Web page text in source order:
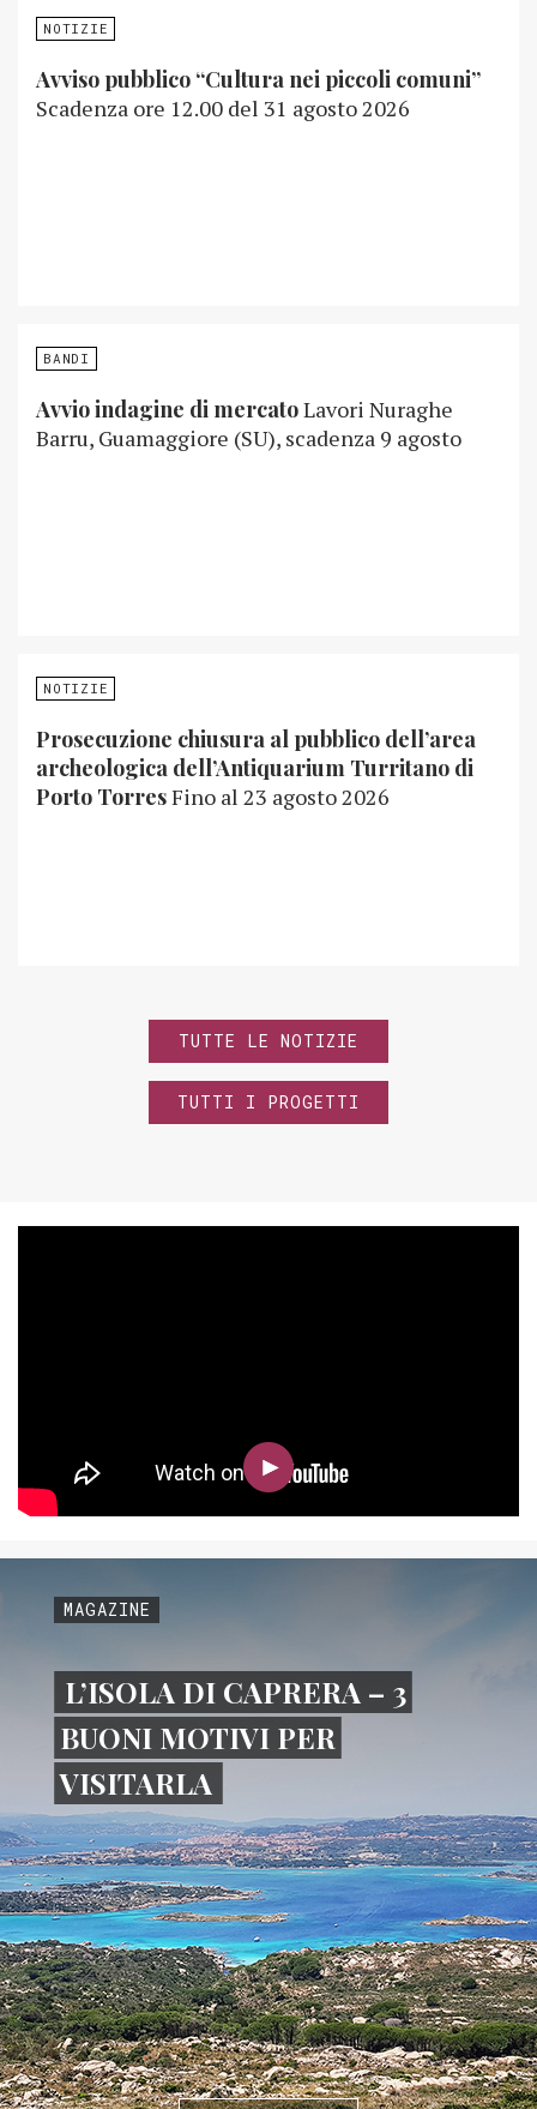
NOTIZIE
Avviso pubblico “Cultura nei piccoli comuni”
Scadenza ore 12.00 del 31 agosto 2026
BANDI
Avvio indagine di mercatoLavori Nuraghe
Barru, Guamaggiore (SU), scadenza 9 agosto
NOTIZIE
Prosecuzione chiusura al pubblico dell’area
archeologica dell’Antiquarium Turritano di
Porto TorresFino al 23 agosto 2026
TUTTE LE NOTIZIE
TUTTI I PROGETTI
MAGAZINE
L’ISOLA DI CAPRERA – 3
BUONI MOTIVI PER
VISITARLA